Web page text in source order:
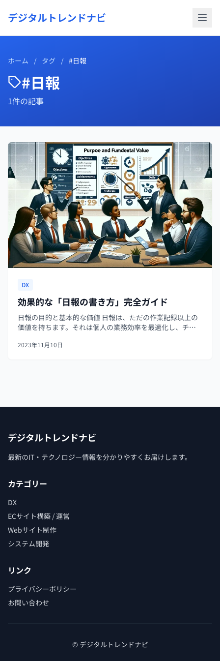
デジタルトレンドナビ
ホーム / タグ / #日報
#日報
1件の記事
DX
効果的な「日報の書き方」完全ガイド
日報の目的と基本的な価値 日報は、ただの作業記録以上の
価値を持ちます。それは個人の業務効率を最適化し、チー
のセクションでは、日報が個人の仕事の質、チームの生産
2023年11月10日
デジタルトレンドナビ
最新のIT・テクノロジー情報を分かりやすくお届けします。
カテゴリー
DX
ECサイト構築 / 運営
Webサイト制作
システム開発
リンク
プライバシーポリシー
お問い合わせ
© デジタルトレンドナビ